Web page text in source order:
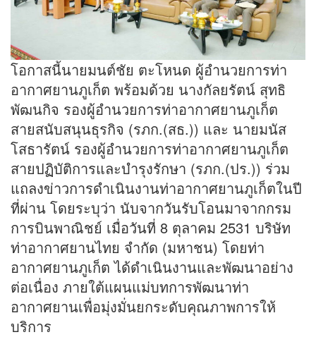
โอกาสนี้นายมนต์ชัย ตะโหนด ผู้อำนวยการท่า
อากาศยานภูเก็ต พร้อมด้วย นางกัลยรัตน์ สุทธิ
พัฒนกิจ รองผู้อำนวยการท่าอากาศยานภูเก็ต
สายสนับสนุนธุรกิจ (รภก.(สธ.)) และ นายมนัส
โสธารัตน์ รองผู้อำนวยการท่าอากาศยานภูเก็ต
สายปฏิบัติการและบำรุงรักษา (รภก.(ปร.)) ร่วม
แถลงข่าวการดำเนินงานท่าอากาศยานภูเก็ตในปี
ที่ผ่าน โดยระบุว่า นับจากวันรับโอนมาจากกรม
การบินพาณิชย์ เมื่อวันที่ 8 ตุลาคม 2531 บริษัท
ท่าอากาศยานไทย จำกัด (มหาชน) โดยท่า
อากาศยานภูเก็ต ได้ดำเนินงานและพัฒนาอย่าง
ต่อเนื่อง ภายใต้แผนแม่บทการพัฒนาท่า
อากาศยานเพื่อมุ่งมั่นยกระดับคุณภาพการให้
บริการ